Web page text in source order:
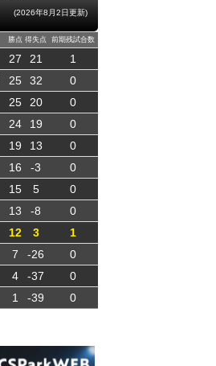
(2026年8月2日更新)
勝点 得失点 前期残試合数
27 21 1
25 32 0
25 20 0
24 19 0
19 13 0
16 -3 0
15 5 0
13 -8 0
12 3 1
7 -26 0
4 -37 0
1 -39 0